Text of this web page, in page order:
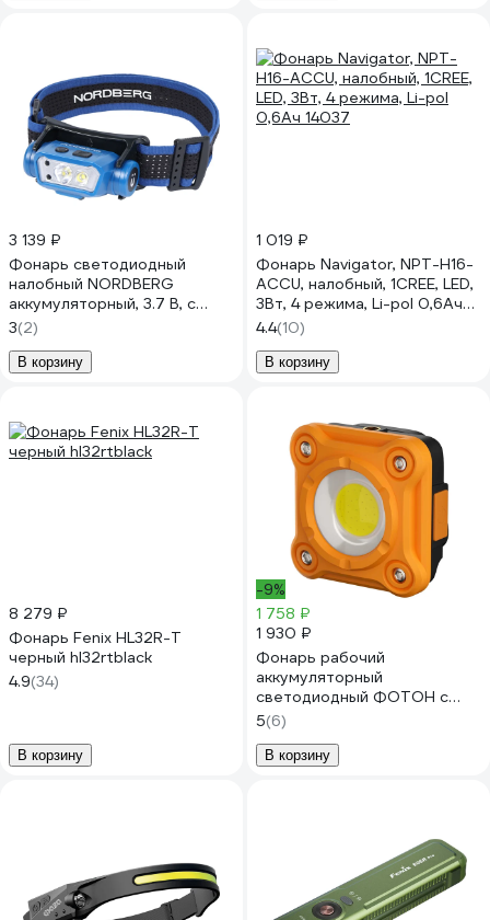
5036703
3 139 ₽
Фонарь светодиодный
налобный NORDBERG
аккумуляторный, 3.7 В, c
датчиком движения 1953
3(2)
В корзину
1 019 ₽
Фонарь Navigator, NPT-H16-
ACCU, налобный, 1CREE, LED,
3Вт, 4 режима, Li-pol 0,6Ач
14037
4.4(10)
В корзину
8 279 ₽
Фонарь Fenix HL32R-T
черный hl32rtblack
4.9(34)
В корзину
-9%
1 758 ₽
1 930 ₽
Фонарь рабочий
аккумуляторный
светодиодный ФОТОН с
клипсой WLA-4000 26148
5(6)
В корзину